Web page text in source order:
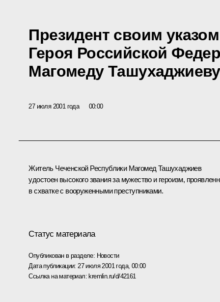
Президент своим
Героя Российской
Магомеду Ташухаджиеву
27 июля 2001 года 00:00
Житель Чеченской Республики Магомед Ташухаджиев
удостоен высокого звания за мужество и героизм,
в схватке с вооруженными преступниками.
Статус материала
Опубликован в разделе: Новости
Дата публикации: 27 июля 2001 года, 00:00
Ссылка на материал:kremlin.ru/d/42161